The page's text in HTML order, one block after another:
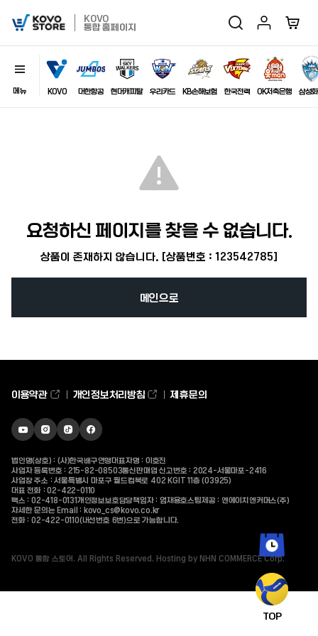
KOVO
Store
KOVO
통합 홈페이지
검색
닫기
마이페이지장바구
이미지
KOVO 대한항공 현대캐피탈 우리카드 KB손해보험 한국전력 OK저축은행 삼성
요청하신 페이지를 찾을 수 없습니다.
상품이 존재하지 않습니다. [상품번호 : 123542785]
메인으로
이용약관 개인정보처리방침 제휴문의
유튜브
바로가기
인스타그램
바로가기
틱톡
바로가기
페이스북
바로가기
법인명(상호) : (사)한국배구연맹 대표자명 : 이호진
사업자 등록번호 : 215-82-08503통신판매업 신고번호 : 2024-서울마포-2416
사업장 주소 : 서울특별시 마포구 월드컵북로 402 KGIT 11층 (03925)
대표 전화 :02-422-0110
팩스 : 02-418-0131 개인정보보호담당책임자 : 엄재용호스팅제공 : 엔에이치엔커머스(주)
자세한 문의는 Email : kovo_cs@kovo.co.kr
전화 : 02-422-0110(내선번호 6번)으로 가능합니다.
KOVO 통합 스토어. All Rights Reserved. Hosting by NHN COMMERCE Corp.
TOP